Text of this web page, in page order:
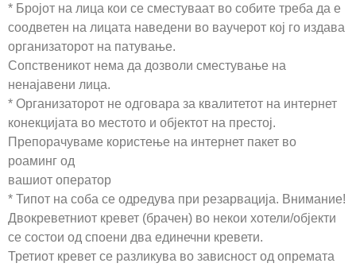
* Бројот на лица кои се сместуваат во собите треба да е
соодветен на лицата наведени во ваучерот кој го издава
организаторот на патување.
Сопственикот нема да дозволи сместување на
ненајавени лица.
* Организаторот не одговара за квалитетот на интернет
конекцијата во местото и објектот на престој.
Препорачуваме користење на интернет пакет во
роаминг од
вашиот оператор
* Типот на соба се одредува при резарвација. Внимание!
Двокреветниот кревет (брачен) во некои хотели/објекти
се состои од споени два единечни кревети.
Третиот кревет се разликува во зависност од опремата